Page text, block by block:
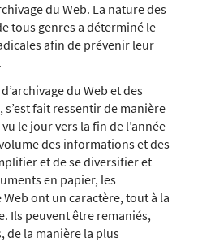
du Web. La nature des
tous genres a déterminé le
afin de prévenir leur
du Web et des
fait ressentir de manière
le jour vers la fin de l’année
des informations et des
et de se diversifier et
en papier, les
ont un caractère, tout à la
Ils peuvent être remaniés,
de la manière la plus